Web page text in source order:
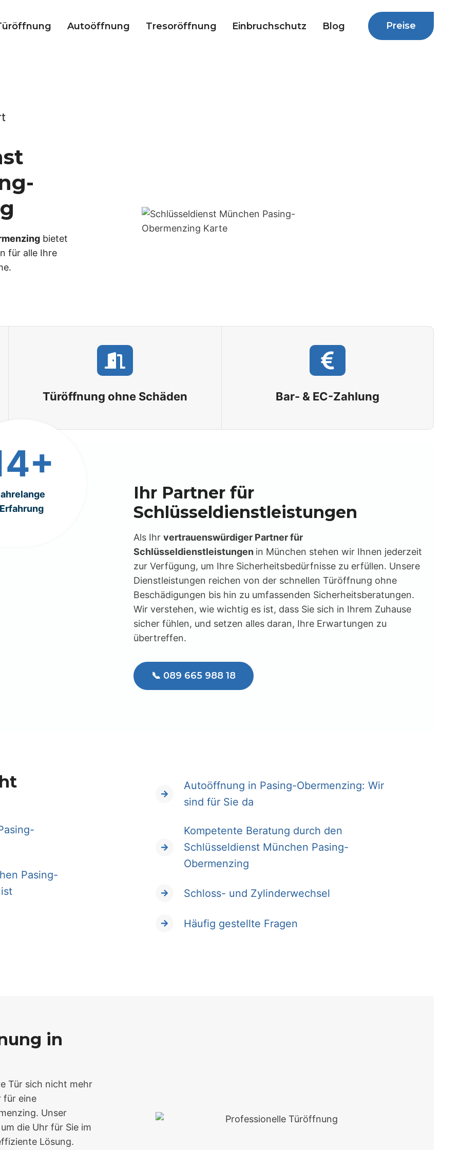
Autoöffnung Tresoröffnung Einbruchschutz Blog Preise
bietet
für alle Ihre
Türöffnung ohne Schäden Bar- & EC-Zahlung
Ihr Partner für
Schlüsseldienstleistungen
Als Ihr vertrauenswürdiger Partner für
Schlüsseldienstleistungen in München stehen wir Ihnen jederzeit
zur Verfügung, um Ihre Sicherheitsbedürfnisse zu erfüllen. Unsere
Dienstleistungen reichen von der schnellen Türöffnung ohne
Beschädigungen bis hin zu umfassenden Sicherheitsberatungen.
Wir verstehen, wie wichtig es ist, dass Sie sich in Ihrem Zuhause
sicher fühlen, und setzen alles daran, Ihre Erwartungen zu
übertreffen.
📞 089 665 988 18
Pasing-
Autoöffnung in Pasing-Obermenzing: Wir
sind für Sie da
Kompetente Beratung durch den
Schlüsseldienst München Pasing-
Obermenzing
Schloss- und Zylinderwechsel
Häufig gestellte Fragen
in
Tür sich nicht mehr
für eine
Unser
die Uhr für Sie im
Lösung.